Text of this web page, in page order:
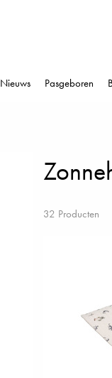
Nieuws Pasgeboren
32 Producten